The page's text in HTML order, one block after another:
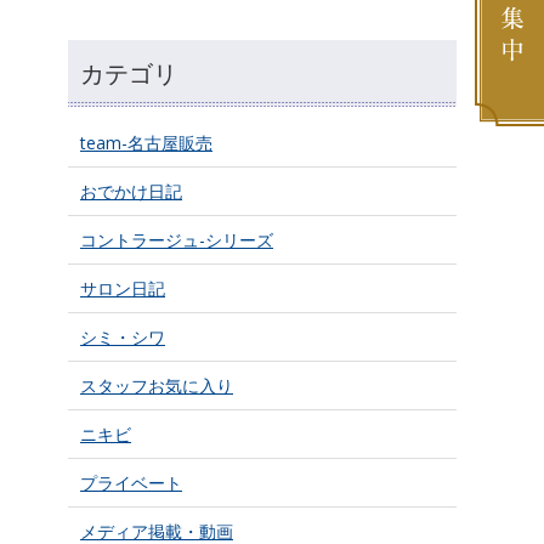
カテゴリ
team-名古屋販売
おでかけ日記
コントラージュ-シリーズ
サロン日記
シミ・シワ
スタッフお気に入り
ニキビ
プライベート
メディア掲載・動画